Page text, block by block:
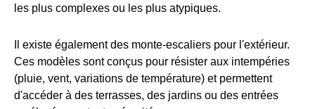
les plus complexes ou les plus atypiques.
Il existe également des monte-escaliers pour l'extérieur.
Ces modèles sont conçus pour résister aux intempéries
(pluie, vent, variations de température) et permettent
d'accéder à des terrasses, des jardins ou des entrées